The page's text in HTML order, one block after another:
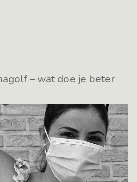
– wat doe je beter